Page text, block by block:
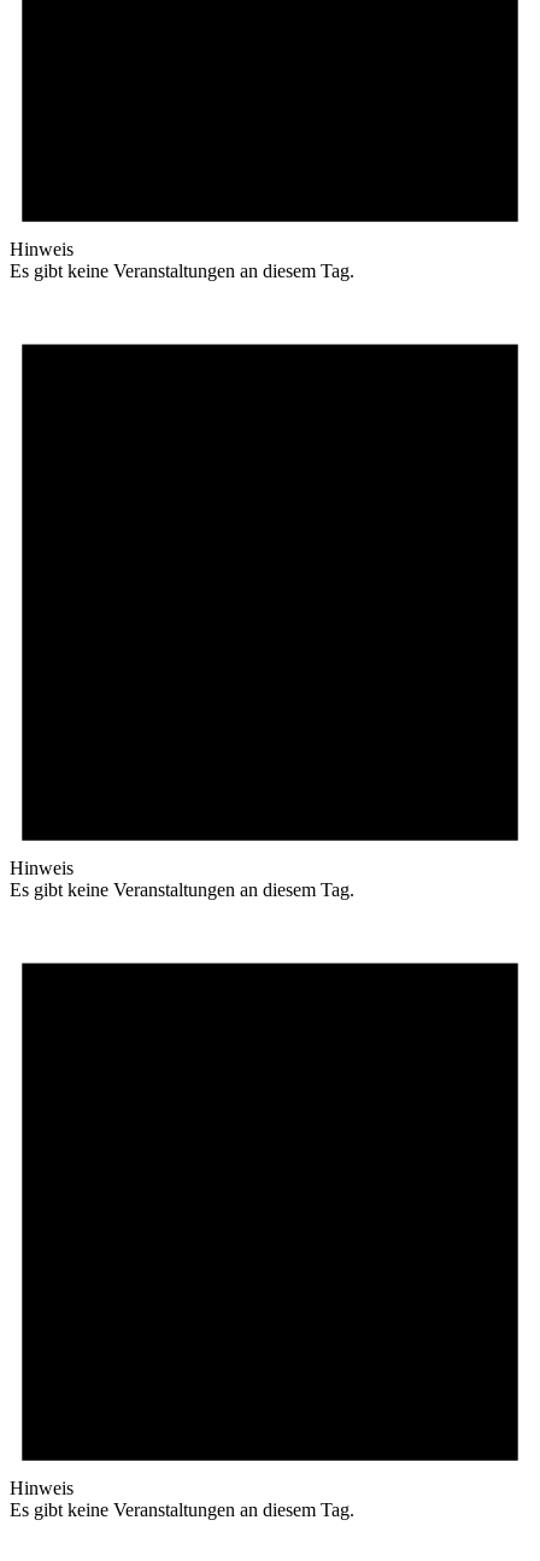
Hinweis
Es gibt keine Veranstaltungen an diesem Tag.
Hinweis
Es gibt keine Veranstaltungen an diesem Tag.
Hinweis
Es gibt keine Veranstaltungen an diesem Tag.